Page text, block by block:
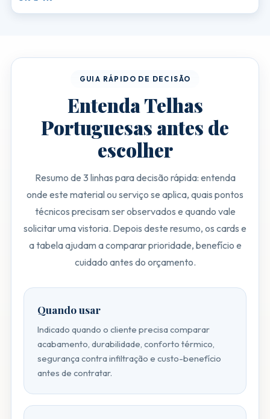
GUIA RÁPIDO DE DECISÃO
Entenda Telhas
Portuguesas antes de
escolher
Resumo de 3 linhas para decisão rápida: entenda
onde este material ou serviço se aplica, quais pontos
técnicos precisam ser observados e quando vale
solicitar uma vistoria. Depois deste resumo, os cards e
a tabela ajudam a comparar prioridade, benefício e
cuidado antes do orçamento.
Quando usar
Indicado quando o cliente precisa comparar
acabamento, durabilidade, conforto térmico,
segurança contra infiltração e custo-benefício
antes de contratar.